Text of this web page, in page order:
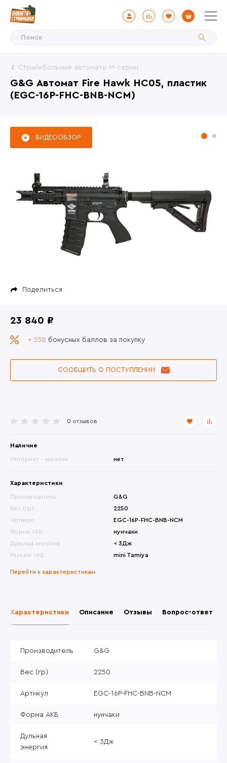
G&G Автомат Fire Hawk HC05, пластик
(EGC-16P-FHC-BNB-NCM)
Страйкбольные автоматы М-серии
Поделиться
ВИДЕООБЗОР
0 отзывов
Наличие
Интернет - магазин нет
Характеристики
Производитель:
G&G
Вес (гр):
2250
Артикул:
EGC-16P-FHC-BNB-NCM
Форма АКБ:
нунчаки
Дульная энергия:
< 3Дж
Разъем АКБ:
mini Tamiya
Перейти к характеристикам
23 840 ₽
+ 238 бонусных баллов за покупку
СООБЩИТЬ О ПОСТУПЛЕНИИ
Характеристики Описание Отзывы Вопрос-ответ
Производитель G&G
Вес (гр) 2250
Артикул EGC-16P-FHC-BNB-NCM
Форма АКБ нунчаки
Дульная
энергия
< 3Дж